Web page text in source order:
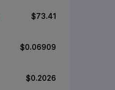
$73.41
$0.06909
$0.2026